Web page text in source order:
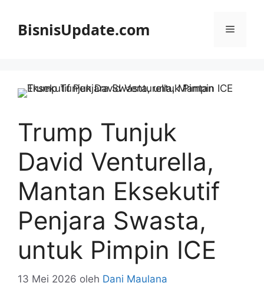
BisnisUpdate.com Menu
Trump Tunjuk
David Venturella,
Mantan Eksekutif
Penjara Swasta,
untuk Pimpin ICE
13 Mei 2026 oleh Dani Maulana